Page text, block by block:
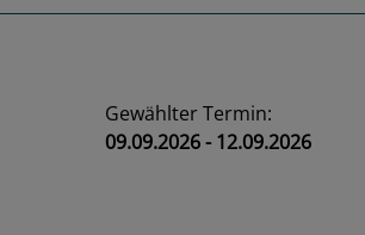
Gewählter Termin:
09.09.2026 - 12.09.2026